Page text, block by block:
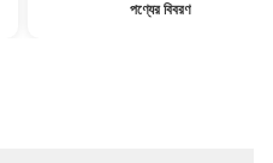
পণ্যের বিবরণ